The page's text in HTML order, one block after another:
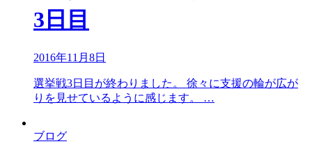
3日目
2016年11月8日
選挙戦3日目が終わりました。 徐々に支援の輪が広が
りを見せているように感じます。 …
ブログ